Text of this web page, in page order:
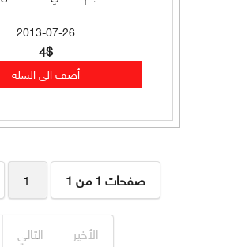
2013-07-26
4$
1 صفحات 1 من 1
التالي الأخير